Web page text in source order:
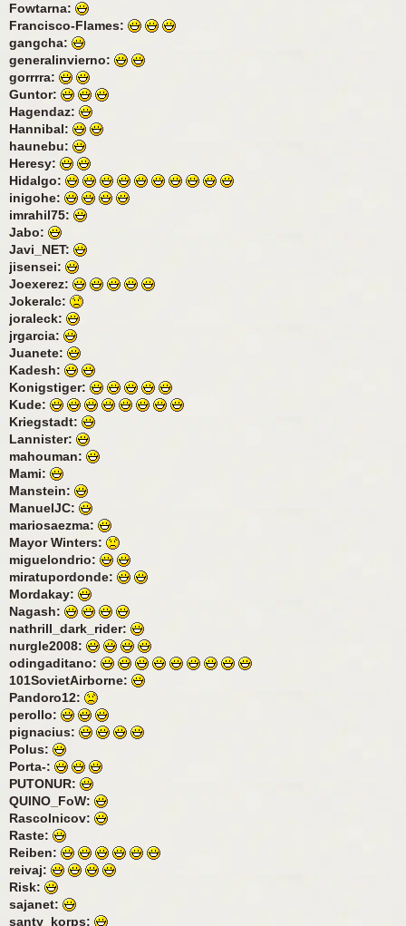
Fowtarna:
Francisco-Flames:
gangcha:
generalinvierno:
gorrrra:
Guntor:
Hagendaz:
Hannibal:
haunebu:
Heresy:
Hidalgo:
inigohe:
imrahil75:
Jabo:
Javi_NET:
jisensei:
Joexerez:
Jokeralc:
joraleck:
jrgarcia:
Juanete:
Kadesh:
Konigstiger:
Kude:
Kriegstadt:
Lannister:
mahouman:
Mami:
Manstein:
ManuelJC:
mariosaezma:
Mayor Winters:
miguelondrio:
miratupordonde:
Mordakay:
Nagash:
nathrill_dark_rider:
nurgle2008:
odingaditano:
101SovietAirborne:
Pandoro12:
perollo:
pignacius:
Polus:
Porta-:
PUTONUR:
QUINO_FoW:
Rascolnicov:
Raste:
Reiben:
reivaj:
Risk:
sajanet:
santy_korps: